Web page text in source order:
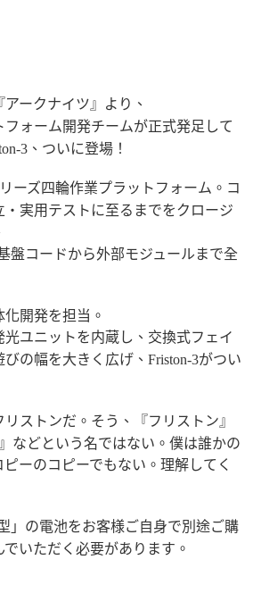
ークナイツ』より、
フォーム開発チームが正式発足して
3、ついに登場！
ーズ四輪作業プラットフォーム。コ
・実用テストに至るまでをクロージ
盤コードから外部モジュールまで全
開発を担当。
ユニットを内蔵し、交換式フェイ
の幅を大きく広げ、Friston-3がつい
リストンだ。そう、『フリストン』
などという名ではない。僕は誰かの
ーのコピーでもない。理解してく
」の電池をお客様ご自身で別途ご購
いただく必要があります。